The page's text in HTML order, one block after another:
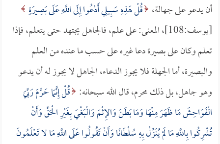
أن يدعو على جهالة، قُلْ هَذِهِ سَبِيلِي أَدْعُوا إِلَى اللَّهِ عَلَى بَصِيرَةٍ
[يوسف:108]، المعنى: على علم، فالجاهل يجتهد حتى يتعلم، فإذا
تعلم وكان على بصيرة دعا غيره على حسب ما عنده من العلم
والبصيرة، أما الجهلة فلا يجوز الدعاء، الجاهل لا يجوز له أن يدعو
وهو جاهل، بل ذلك محرم، قال الله سبحانه: قُلْ إِنَّمَا حَرَّمَ رَبِّيَ
الْفَوَاحِشَ مَا ظَهَرَ مِنْهَا وَمَا بَطَنَ وَالإِثْمَ وَالْبَغْيَ بِغَيْرِ الْحَقِّ وَأَنْ
تُشْرِكُوا بِاللَّهِ مَا لَمْ يُنَزِّلْ بِهِ سُلْطَانًا وَأَنْ تَقُولُوا عَلَى اللَّهِ مَا لا تَعْلَمُونَ